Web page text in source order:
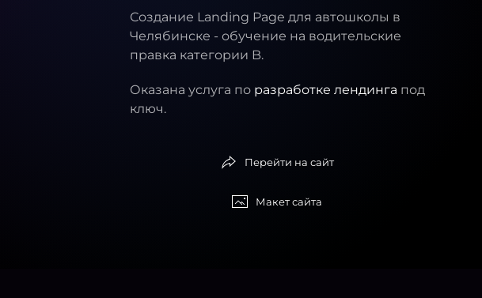
Создание Landing Page для автошколы в
Челябинске - обучение на водительские
правка категории B.
Оказана услуга по разработке лендинга под
ключ.
Перейти на сайт
Макет сайта